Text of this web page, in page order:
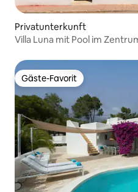
Privatunterkunft
Villa Luna mit Pool im
Gäste-Favorit
Gäste-Favorit